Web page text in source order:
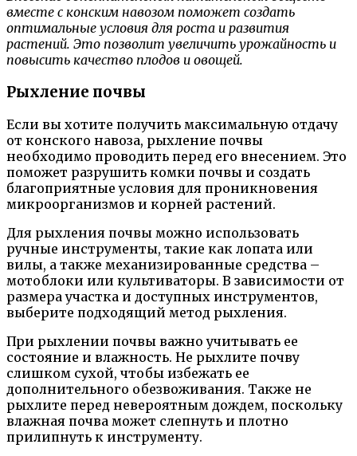
вместе с конским навозом поможет создать
оптимальные условия для роста и развития
растений. Это позволит увеличить урожайность и
повысить качество плодов и овощей.
Рыхление почвы
Если вы хотите получить максимальную отдачу
от конского навоза, рыхление почвы
необходимо проводить перед его внесением. Это
поможет разрушить комки почвы и создать
благоприятные условия для проникновения
микроорганизмов и корней растений.
Для рыхления почвы можно использовать
ручные инструменты, такие как лопата или
вилы, а также механизированные средства –
мотоблоки или культиваторы. В зависимости от
размера участка и доступных инструментов,
выберите подходящий метод рыхления.
При рыхлении почвы важно учитывать ее
состояние и влажность. Не рыхлите почву
слишком сухой, чтобы избежать ее
дополнительного обезвоживания. Также не
рыхлите перед невероятным дождем, поскольку
влажная почва может слепнуть и плотно
прилипнуть к инструменту.